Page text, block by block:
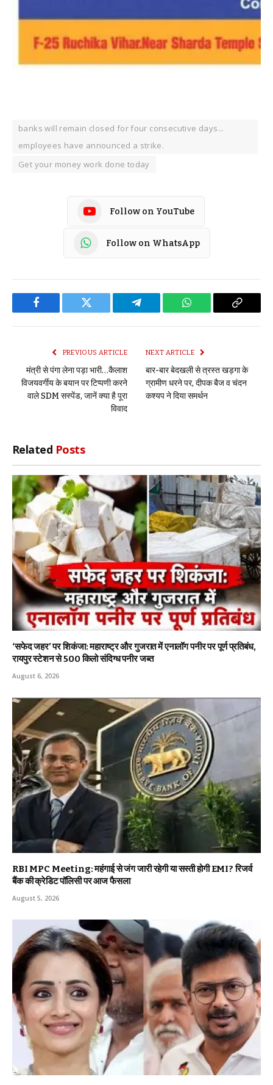
banks will remain closed for four consecutive days...
employees have announced a strike.
Get your money work done today
Follow on YouTube
Follow on WhatsApp
Facebook Twitter Telegram WhatsApp Copy
PREVIOUS ARTICLE
मंत्री से पंगा लेना पड़ा भारी…कैलाश
विजयवर्गीय के बयान पर टिप्पणी करने
वाले SDM सस्पेंड, जानें क्या है पूरा
विवाद
NEXT ARTICLE
बार-बार बेदखली से त्रस्त खड़गा के
ग्रामीण धरने पर, दीपक बैज व चंदन
कश्यप ने दिया समर्थन
Related Posts
‘सफेद जहर’ पर शिकंजा: महाराष्ट्र और गुजरात में एनालॉग पनीर पर पूर्ण प्रतिबंध,
रायपुर स्टेशन से 500 किलो संदिग्ध पनीर जब्त
August 6, 2026
RBI MPC Meeting: महंगाई से जंग जारी रहेगी या सस्ती होगी EMI? रिजर्व
बैंक की क्रेडिट पॉलिसी पर आज फैसला
August 5, 2026